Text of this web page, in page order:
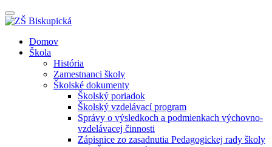
Prepínateľná
navigácia
Prejsť
Domov
Škola
História
Zamestnanci školy
Školské dokumenty
Školský poriadok
Školský vzdelávací program
Správy o výsledkoch a podmienkach výchovno-
vzdelávacej činnosti
Zápisnice zo zasadnutia Pedagogickej rady školy